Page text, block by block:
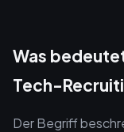
Was
Tech-
Der Begriff